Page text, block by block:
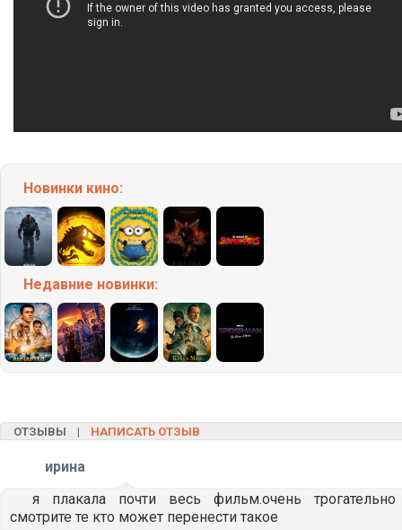
Новинки кино:
Недавние новинки:
ОТЗЫВЫ | НАПИСАТЬ ОТЗЫВ
ирина
я плакала почти весь фильм.очень трогательно
смотрите те кто может перенести такое